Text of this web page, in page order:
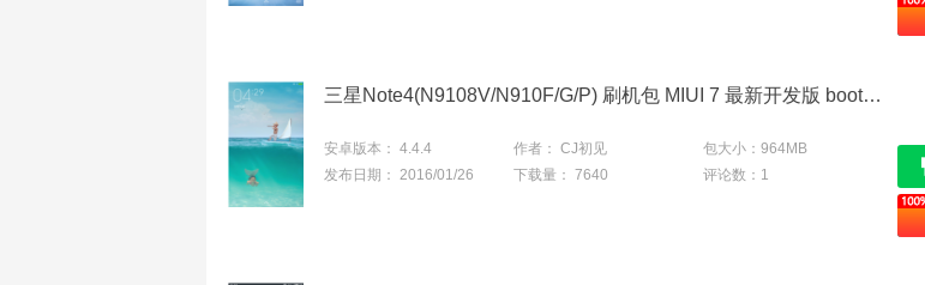
三星Note4(N9108V/N910F/G/P) 刷机包 MIUI 7 最新开发版 boot省电 v4a音效 稳定极致
安卓版本： 4.4.4 作者： CJ初见 包大小： 964MB
发布日期： 2016/01/26 下载量： 7640 评论数： 1